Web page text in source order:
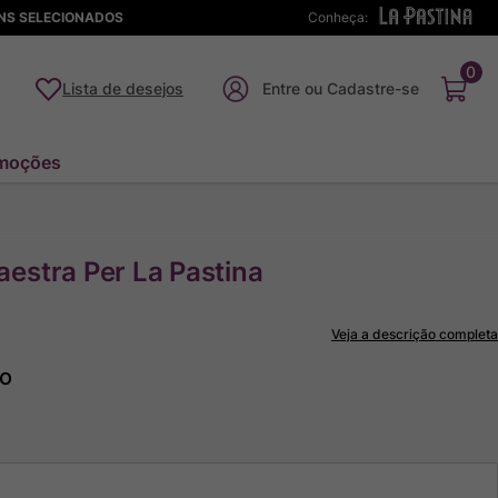
Conheça:
SELECIONADOS
Lista de desejos
0
Per La Pastina
Veja a descrição completa